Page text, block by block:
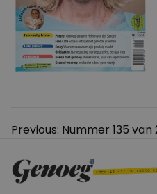
Bericht
Previous: Nummer 135 van